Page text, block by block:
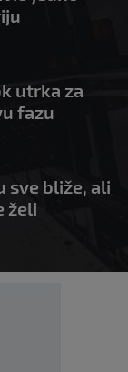
utrka za
fazu
sve bliže, ali
želi